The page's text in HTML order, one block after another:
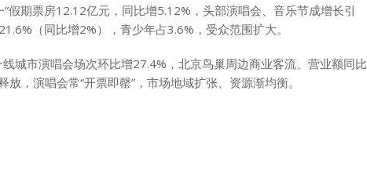
假期票房12.12亿元，同比增5.12%，头部演唱会、音乐节成增长引
（同比增2%），青少年占3.6%，受众范围扩大。
城市演唱会场次环比增27.4%，北京鸟巢周边商业客流、营业额同比
，演唱会常“开票即罄”，市场地域扩张、资源渐均衡。